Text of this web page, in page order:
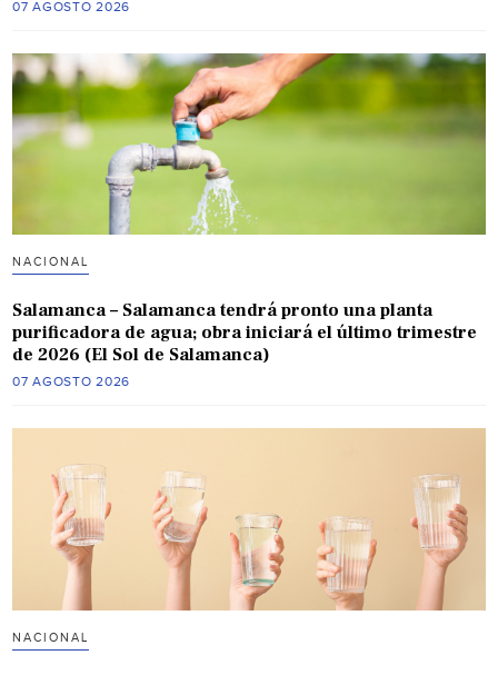
07 AGOSTO 2026
NACIONAL
Salamanca – Salamanca tendrá pronto una planta
purificadora de agua; obra iniciará el último trimestre
de 2026 (El Sol de Salamanca)
07 AGOSTO 2026
NACIONAL